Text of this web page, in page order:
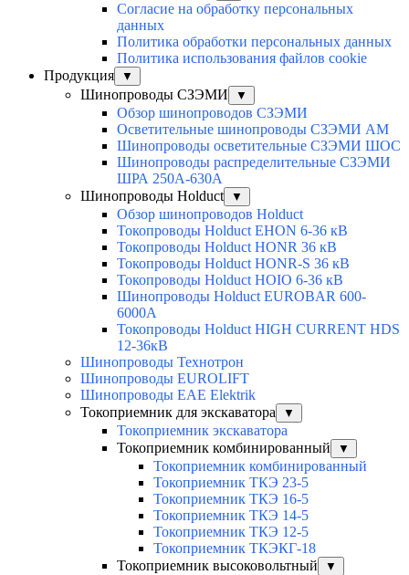
Согласие на обработку персональных
данных
Политика обработки персональных данных
Политика использования файлов cookie
Продукция
▼
Шинопроводы СЗЭМИ ▼
Обзор шинопроводов СЗЭМИ
Осветительные шинопроводы СЗЭМИ АМ
Шинопроводы осветительные СЗЭМИ ШОС
Шинопроводы распределительные СЗЭМИ
ШРА 250А-630А
Шинопроводы Holduct
▼
Обзор шинопроводов Holduct
Токопроводы Holduct EHON 6-36 кВ
Токопроводы Holduct HONR 36 кВ
Токопроводы Holduct HONR-S 36 кВ
Токопроводы Holduct HOIO 6-36 кВ
Шинопроводы Holduct EUROBAR 600-
6000А
Токопроводы Holduct HIGH CURRENT HDS
12-36кВ
Шинопроводы Технотрон
Шинопроводы EUROLIFT
Шинопроводы EAE Elektrik
Токоприемник для экскаватора
▼
Токоприемник экскаватора
Токоприемник комбинированный
▼
Токоприемник комбинированный
Токоприемник ТКЭ 23-5
Токоприемник ТКЭ 16-5
Токоприемник ТКЭ 14-5
Токоприемник ТКЭ 12-5
Токоприемник ТКЭКГ-18
Токоприемник высоковольтный
▼